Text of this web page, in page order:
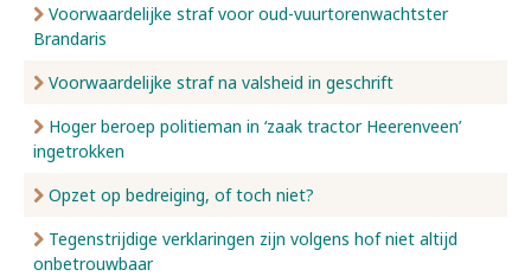
Voorwaardelijke straf voor oud-vuurtorenwachtster
Brandaris
Voorwaardelijke straf na valsheid in geschrift
Hoger beroep politieman in ‘zaak tractor Heerenveen’
ingetrokken
Opzet op bedreiging, of toch niet?
Tegenstrijdige verklaringen zijn volgens hof niet altijd
onbetrouwbaar